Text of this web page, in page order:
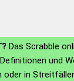
? Das Scrabble
und
oder in